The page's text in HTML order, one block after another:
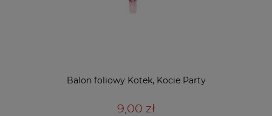
Balon foliowy Kotek, Kocie Party
9,00 zł